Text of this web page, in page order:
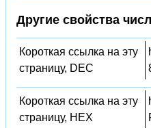
Другие свойства
Короткая ссылка на эту
страницу, DEC
Короткая ссылка на эту
страницу, HEX